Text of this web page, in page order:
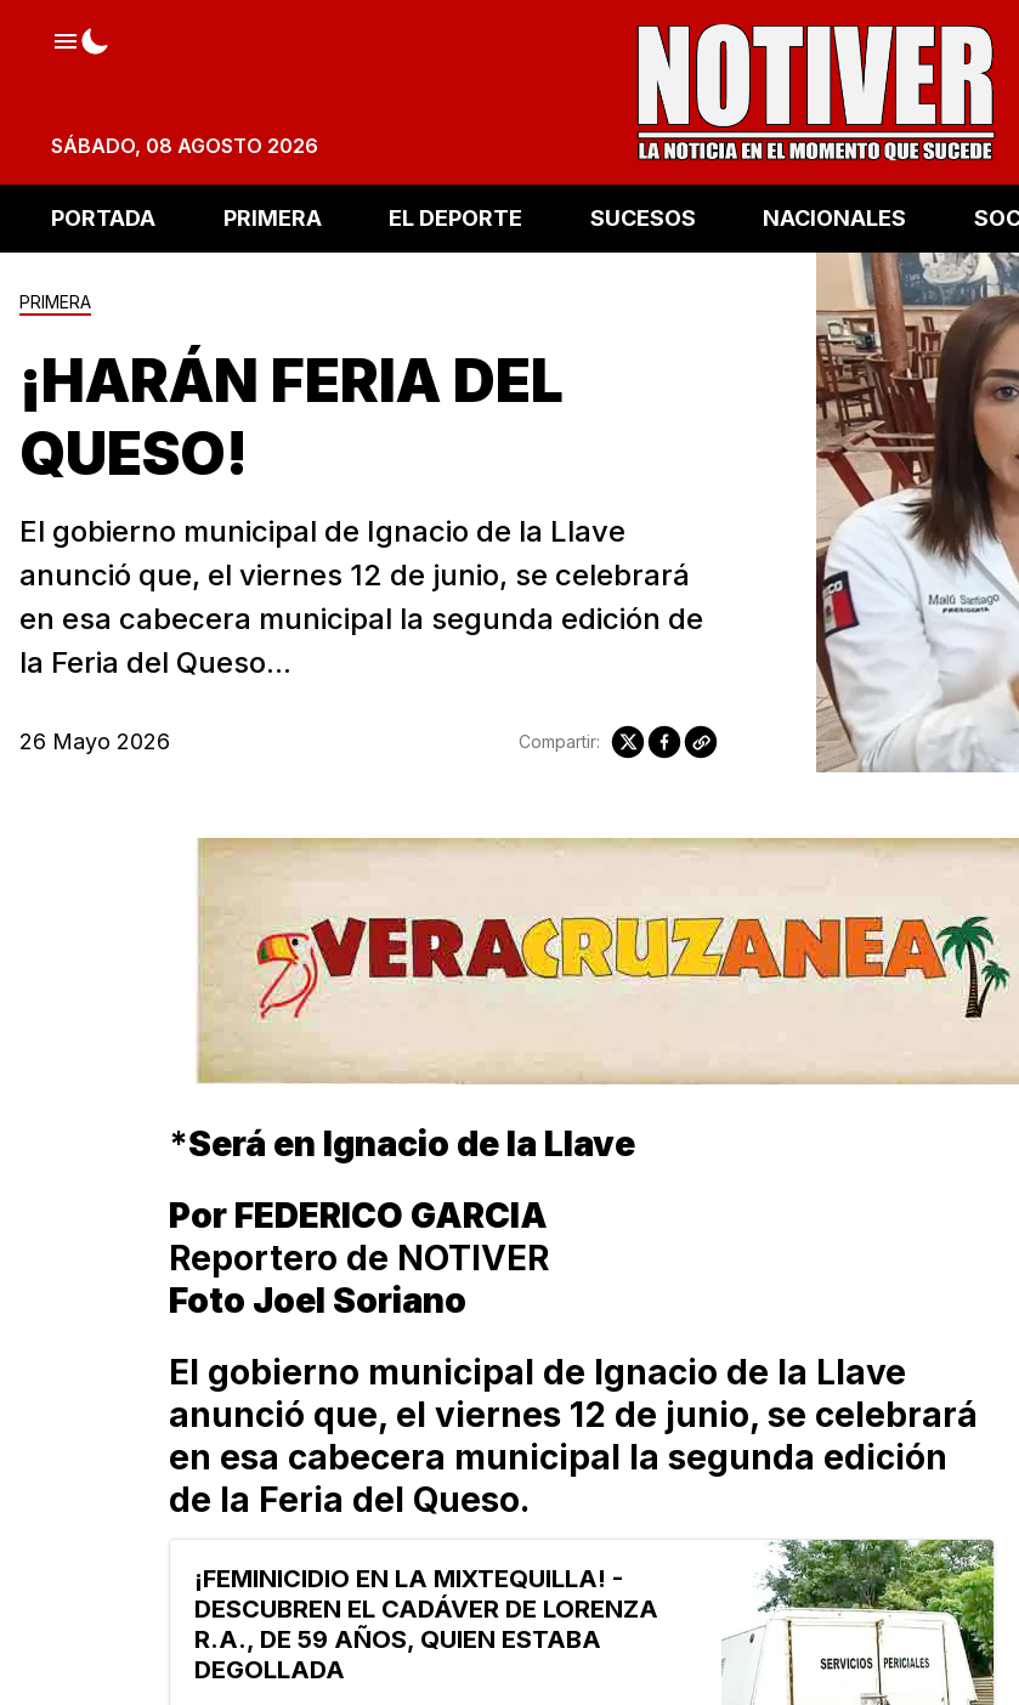
SÁBADO, 08 AGOSTO 2026
PORTADA PRIMERA EL DEPORTE SUCESOS NACIONALES
PRIMERA
¡HARÁN FERIA DEL
QUESO!
El gobierno municipal de Ignacio de la Llave
anunció que, el viernes 12 de junio, se celebrará
en esa cabecera municipal la segunda edición de
la Feria del Queso...
26 Mayo 2026 Compartir:
*Será en Ignacio de la Llave
Por FEDERICO GARCIA
Reportero de NOTIVER
Foto Joel Soriano
El gobierno municipal de Ignacio de la Llave
anunció que, el viernes 12 de junio, se celebrará
en esa cabecera municipal la segunda edición
de la Feria del Queso.
¡FEMINICIDIO EN LA MIXTEQUILLA! -
DESCUBREN EL CADÁVER DE LORENZA
R.A., DE 59 AÑOS, QUIEN ESTABA
DEGOLLADA